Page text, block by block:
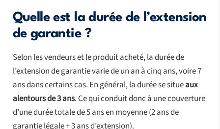
Quelle est la durée de l’extension
de garantie ?
Selon les vendeurs et le produit acheté, la durée de
l’extension de garantie varie de un an à cinq ans, voire 7
ans dans certains cas. En général, la durée se situeaux
alentours de 3 ans. Ce qui conduit donc à une couverture
d’une durée totale de 5 ans en moyenne (2 ans de
garantie légale + 3 ans d’extension).